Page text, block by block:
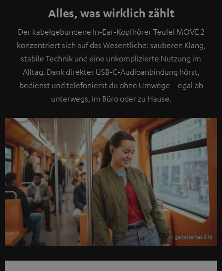
Alles, was wirklich zählt
Der kabelgebundene In‑Ear‑Kopfhörer Teufel MOVE 2
konzentriert sich auf das Wesentliche: sauberen Klang,
stabile Technik und eine unkomplizierte Nutzung im
Alltag. Dank direkter USB‑C‑Audioanbindung hörst,
bedienst und telefonierst du ohne Umwege – egal ob
unterwegs, im Büro oder zu Hause.